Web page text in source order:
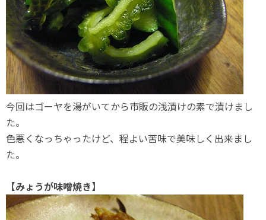
今回はゴーヤを湯がいてから市販の浅漬けの素で漬けまし
た。
色悪くなっちゃったけど、程よい苦味で美味しく出来まし
た。
【みょうが味噌焼き】